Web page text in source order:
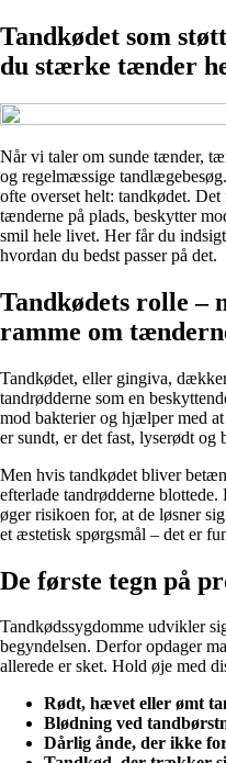
Tandkødet som
du stærke tænder
Når vi taler om sunde tænder,
og regelmæssige
ofte overset helt: tandkødet.
tænderne på plads, beskytter
smil hele livet. Her får du
hvordan du bedst passer på det.
Tandkødets rolle –
ramme om
Tandkødet, eller gingiva,
tandrødderne som en
mod bakterier og hjælper med
er sundt, er det fast, lyserødt
Men hvis tandkødet bliver
efterlade tandrødderne
øger risikoen for, at de løsner
et æstetisk spørgsmål – det er
De første tegn på
Tandkødssygdomme udvikler
begyndelsen. Derfor opdager
allerede er sket. Hold øje med
Rødt, hævet eller ømt
Blødning ved
Dårlig ånde, der ikke